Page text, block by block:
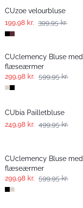
CUzoe velourbluse
199,98 kr. 399,95 kr.
-50%
CUclemency Bluse med
flæseærmer
299,98 kr. 599,95 kr.
-50%
CUbia Pailletbluse
249,98 kr. 499,95 kr.
CUclemency Bluse med
flæseærmer
299,98 kr. 599,95 kr.
-50%